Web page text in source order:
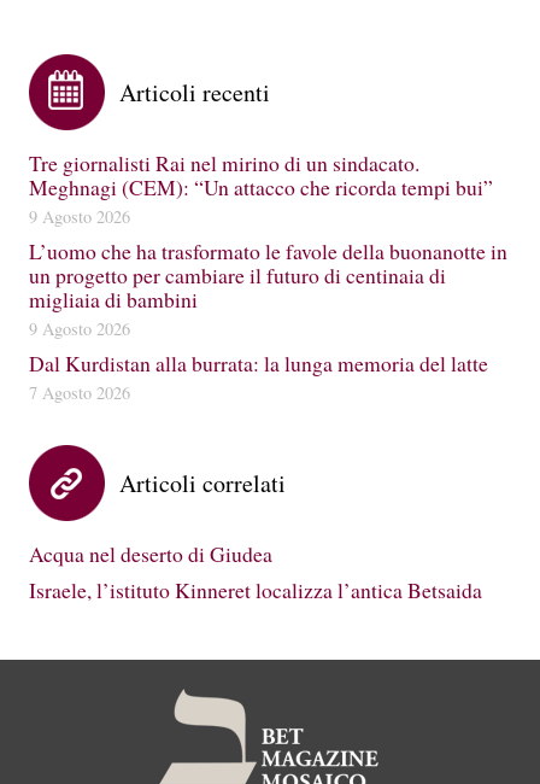
Articoli recenti
Tre giornalisti Rai nel mirino di un sindacato.
Meghnagi (CEM): “Un attacco che ricorda tempi bui”
9 Agosto 2026
L’uomo che ha trasformato le favole della buonanotte in
un progetto per cambiare il futuro di centinaia di
migliaia di bambini
9 Agosto 2026
Dal Kurdistan alla burrata: la lunga memoria del latte
7 Agosto 2026
Articoli correlati
Acqua nel deserto di Giudea
Israele, l’istituto Kinneret localizza l’antica Betsaida